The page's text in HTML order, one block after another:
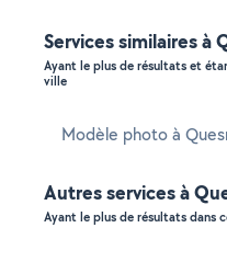
Services similaires à
Ayant le plus de résultats et
ville
Modèle photo à
Autres services à
Ayant le plus de résultats dans